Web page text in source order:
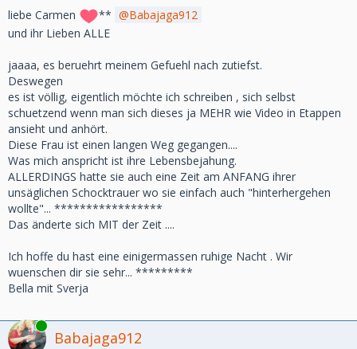
liebe Carmen **
Babajaga912
und ihr Lieben ALLE
jaaaa, es beruehrt meinem Gefuehl nach zutiefst.
Deswegen
es ist völlig, eigentlich möchte ich schreiben , sich selbst
schuetzend wenn man sich dieses ja MEHR wie Video in Etappen
ansieht und anhört.
Diese Frau ist einen langen Weg gegangen....
Was mich anspricht ist ihre Lebensbejahung.
ALLERDINGS hatte sie auch eine Zeit am ANFANG ihrer
unsäglichen Schocktrauer wo sie einfach auch "hinterhergehen
wollte"... *****************
Das änderte sich MIT der Zeit ....
Ich hoffe du hast eine einigermassen ruhige Nacht . Wir
wuenschen dir sie sehr... *********
Bella mit Sverja
Online
Babajaga912